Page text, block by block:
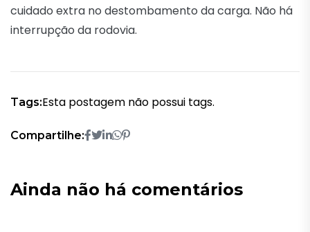
cuidado extra no destombamento da carga. Não há
interrupção da rodovia.
Tags:Esta postagem não possui tags.
Compartilhe:
Ainda não há comentários